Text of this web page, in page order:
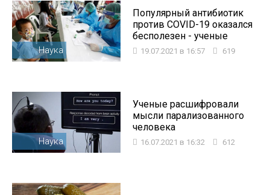
Наука
Популярный антибиотик
против COVID-19 оказался
бесполезен - ученые
19.07.2021 в 16:57 619
Наука
Ученые расшифровали
мысли парализованного
человека
16.07.2021 в 16:32 612